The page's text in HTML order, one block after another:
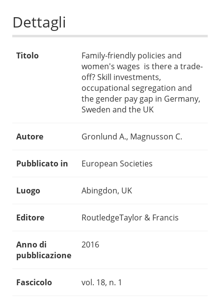
Dettagli
Titolo
Family-friendly policies and
women's wages  is there a trade-
off? Skill investments,
occupational segregation and
the gender pay gap in Germany,
Sweden and the UK
Autore Gronlund A., Magnusson C.
Pubblicato in European Societies
Luogo Abingdon, UK
Editore RoutledgeTaylor & Francis
Anno di
pubblicazione
2016
Fascicolo vol. 18, n. 1